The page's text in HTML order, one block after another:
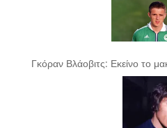
Γκόραν Βλάοβιτς: Εκείνο το